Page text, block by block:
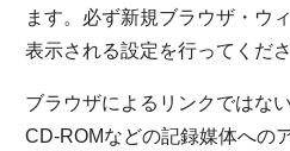
ます。必ず新規ブラウザ・ウ
表示される設定を行ってくださ
ブラウザによるリンクではな
CD-ROMなどの記録媒体への